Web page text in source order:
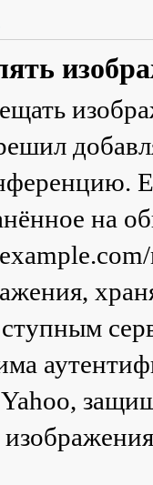
на